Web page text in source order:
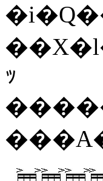
ｯ